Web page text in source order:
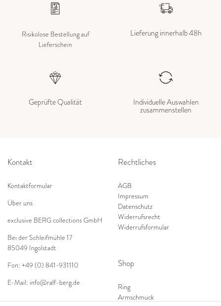
Risikolose Bestellung auf
Lieferschein
Lieferung innerhalb 48h
Geprüfte Qualität Individuelle Auswahlen
zusammenstellen
Kontakt
Kontaktformular
Über uns
exclusive BERG collections GmbH
Bei der Schleifmühle 17
85049 Ingolstadt
Fon: +49 (0) 841-931110
E-Mail: info@ralf-berg.de
Shop
Ring
Armschmuck
Rechtliches
AGB
Impressum
Datenschutz
Widerrufsrecht
Widerrufsformular